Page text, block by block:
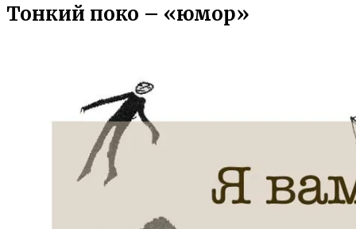
Тонкий поко – «юмор»